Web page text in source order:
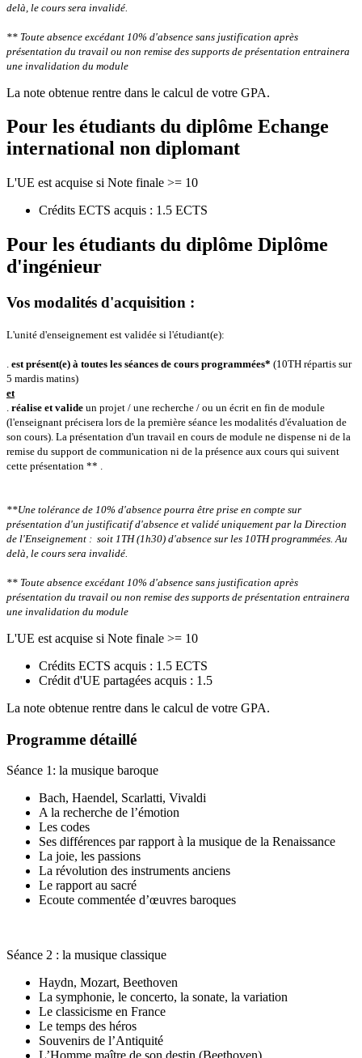
delà, le cours sera invalidé.
** Toute absence excédant 10% d'absence sans justification après
présentation du travail ou non remise des supports de présentation entrainera
une invalidation du module
La note obtenue rentre dans le calcul de votre GPA.
Pour les étudiants du diplôme Echange
international non diplomant
L'UE est acquise si Note finale >= 10
Crédits ECTS acquis : 1.5 ECTS
Pour les étudiants du diplôme Diplôme
d'ingénieur
Vos modalités d'acquisition :
L'unité d'enseignement est validée si l'étudiant(e):
est présent(e) à toutes les séances de cours programmées* (10TH répartis sur
5 mardis matins)
et
réalise et valide un projet / une recherche / ou un écrit en fin de module
(l'enseignant précisera lors de la première séance les modalités d'évaluation de
son cours). La présentation d'un travail en cours de module ne dispense ni de la
remise du support de communication ni de la présence aux cours qui suivent
cette présentation ** .
**Une tolérance de 10% d'absence pourra être prise en compte sur
présentation d'un justificatif d'absence et validé uniquement par la Direction
de l'Enseignement : soit 1TH (1h30) d'absence sur les 10TH programmées. Au
delà, le cours sera invalidé.
** Toute absence excédant 10% d'absence sans justification après
présentation du travail ou non remise des supports de présentation entrainera
une invalidation du module
L'UE est acquise si Note finale >= 10
Crédits ECTS acquis : 1.5 ECTS
Crédit d'UE partagées acquis : 1.5
La note obtenue rentre dans le calcul de votre GPA.
Programme détaillé
Séance 1: la musique baroque
Bach, Haendel, Scarlatti, Vivaldi
A la recherche de l’émotion
Les codes
Ses différences par rapport à la musique de la Renaissance
La joie, les passions
La révolution des instruments anciens
Le rapport au sacré
Ecoute commentée d’œuvres baroques
Séance 2 : la musique classique
Haydn, Mozart, Beethoven
La symphonie, le concerto, la sonate, la variation
Le classicisme en France
Le temps des héros
Souvenirs de l’Antiquité